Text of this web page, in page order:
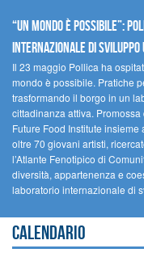
“UN MONDO È POSSIBILE”:
INTERNAZIONALE DI
Il 23 maggio Pollica ha
mondo è possibile. Pratiche
trasformando il borgo in un
cittadinanza attiva.
Future Food Institute
oltre 70 giovani artisti,
l’Atlante Fenotipico di
diversità, appartenenza e
laboratorio internazionale di
Calendario